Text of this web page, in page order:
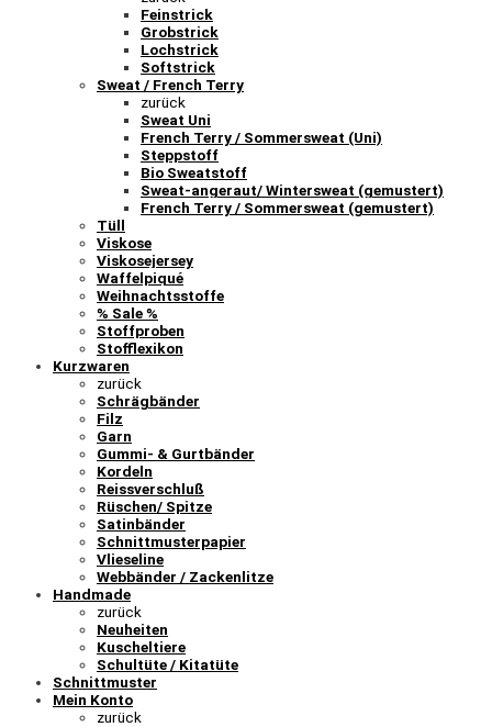
Feinstrick
Grobstrick
Lochstrick
Softstrick
Sweat / French Terry
zurück
Sweat Uni
French Terry / Sommersweat (Uni)
Steppstoff
Bio Sweatstoff
Sweat-angeraut/ Wintersweat (gemustert)
French Terry / Sommersweat (gemustert)
Tüll
Viskose
Viskosejersey
Waffelpiqué
Weihnachtsstoffe
% Sale %
Stoffproben
Stofflexikon
Kurzwaren
zurück
Schrägbänder
Filz
Garn
Gummi- & Gurtbänder
Kordeln
Reissverschluß
Rüschen/ Spitze
Satinbänder
Schnittmusterpapier
Vlieseline
Webbänder / Zackenlitze
Handmade
zurück
Neuheiten
Kuscheltiere
Schultüte / Kitatüte
Schnittmuster
Mein Konto
zurück